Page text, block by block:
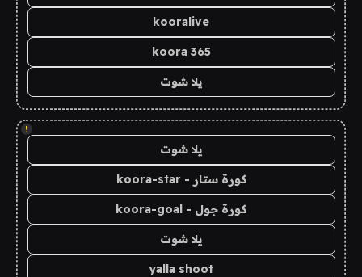
kooralive
koora 365
يلا شوت
!
يلا شوت
كورة ستار - koora-star
كورة جول - koora-goal
يلا شوت
yalla shoot